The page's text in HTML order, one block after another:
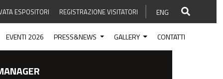
ESPOSITORI REGISTRAZIONE VISITATORI ENG
EVENTI 2026 PRESS&NEWS GALLERY CONTATTI